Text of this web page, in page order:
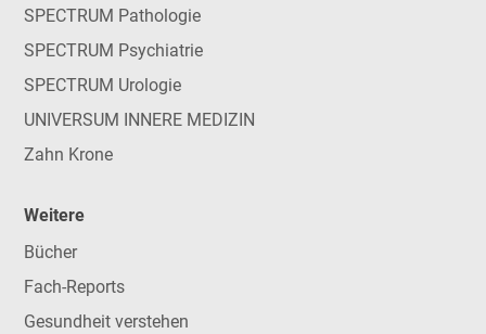
SPECTRUM Pathologie
SPECTRUM Psychiatrie
SPECTRUM Urologie
UNIVERSUM INNERE MEDIZIN
Zahn Krone
Weitere
Bücher
Fach-Reports
Gesundheit verstehen